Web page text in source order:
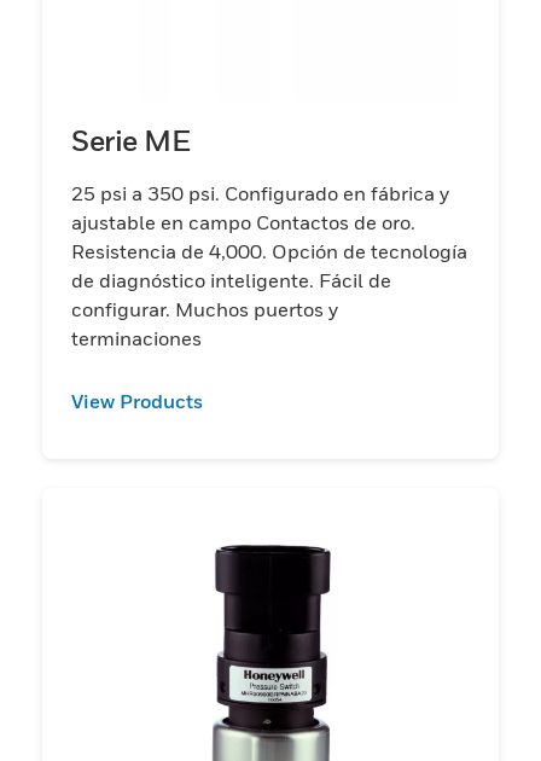
Serie ME
25 psi a 350 psi. Configurado en fábrica y
ajustable en campo Contactos de oro.
Resistencia de 4,000. Opción de tecnología
de diagnóstico inteligente. Fácil de
configurar. Muchos puertos y
terminaciones
View Products